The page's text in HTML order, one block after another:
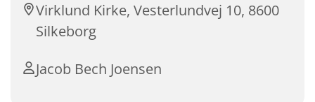
Virklund Kirke, Vesterlundvej 10, 8600
Silkeborg
Jacob Bech Joensen